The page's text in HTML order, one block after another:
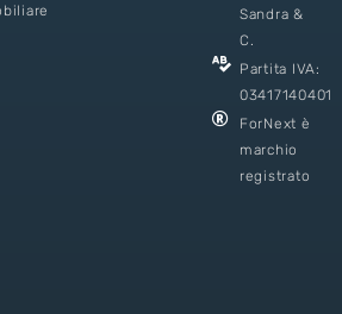
Sandra &
C.
Partita IVA:
03417140401
ForNext è
marchio
registrato